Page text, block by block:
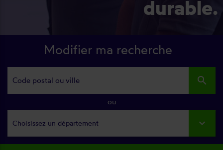
durable.
Modifier ma recherche
search
ou
Choisissez un département